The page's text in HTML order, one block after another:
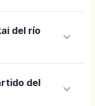
del río
keyboard_arrow_down
del
keyboard_arrow_down